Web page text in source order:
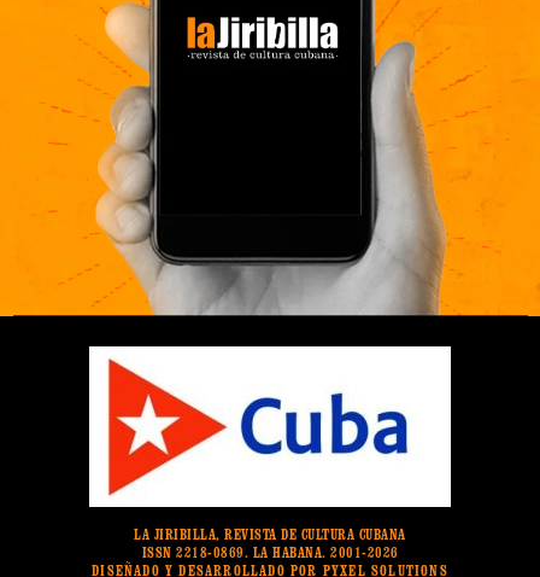
LA JIRIBILLA, REVISTA DE CULTURA CUBANA
ISSN 2218-0869. LA HABANA. 2001-2026
DISEÑADO Y DESARROLLADO POR PYXEL SOLUTIONS